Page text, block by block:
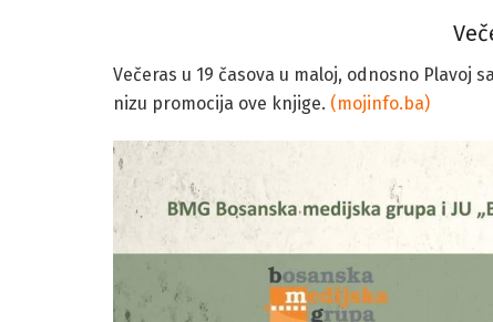
Večeras u 19 časova u maloj, odnosno Plavoj
nizu promocija ove knjige. (mojinfo.ba)